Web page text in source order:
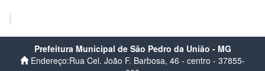
Prefeitura Municipal de São Pedro da União - MG
Endereço:Rua Cel. João F. Barbosa, 46 - centro - 37855-